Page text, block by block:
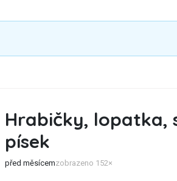
Hrabičky, lopatka,
písek
před měsícemzobrazeno 152×